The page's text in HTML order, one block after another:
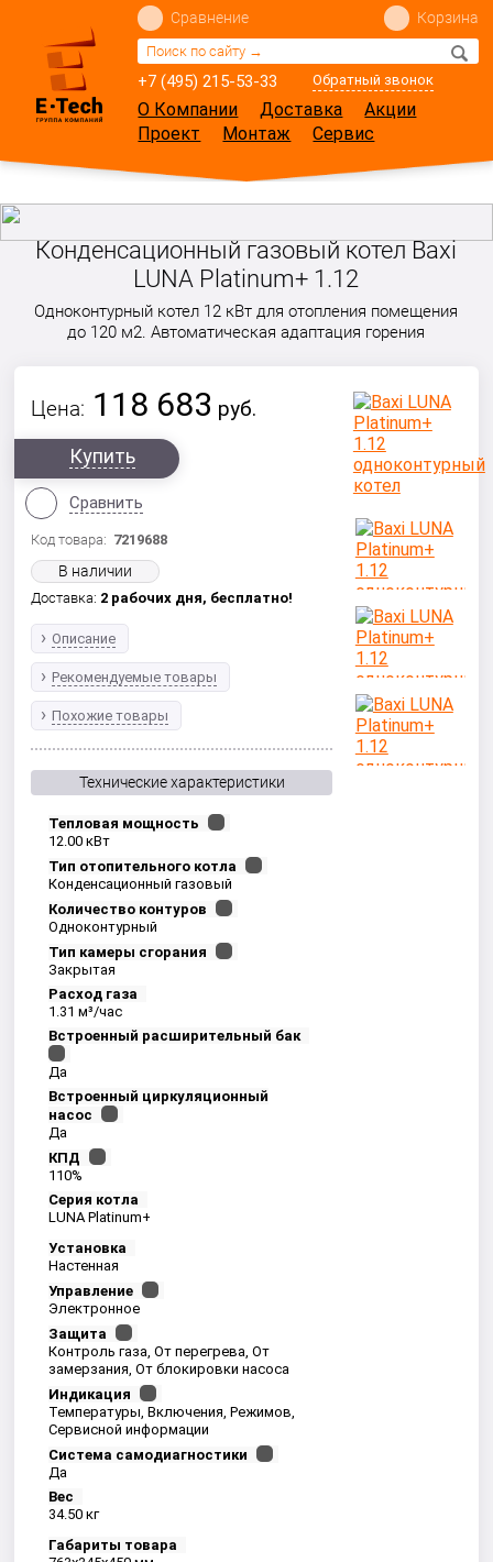
+7 (495) 215-53-33 Обратный звонок
Сравнение Корзина
О Компании Доставка
Акции
Проект
Монтаж Сервис
Конденсационный газовый котел Baxi
LUNA Platinum+ 1.12
Одноконтурный котел 12 кВт для отопления помещения
до 120 м2. Автоматическая адаптация горения
Цена: 118 683 руб.
Купить
Сравнить
Код товара: 7219688
В наличии
Доставка: 2 рабочих дня, бесплатно!
Описание
Рекомендуемые товары
Похожие товары
Технические характеристики
Тепловая мощность
12.00 кВт
Тип отопительного котла
Конденсационный газовый
Количество контуров
Одноконтурный
Тип камеры сгорания
Закрытая
Расход газа
1.31 м³/час
Встроенный расширительный бак
Да
Встроенный циркуляционный
насос
Да
КПД
110%
Серия котла
LUNA Platinum+
Установка
Настенная
Управление
Электронное
Защита
Контроль газа, От перегрева, От
замерзания, От блокировки насоса
Индикация
Температуры, Включения, Режимов,
Сервисной информации
Система самодиагностики
Да
Вес
34.50 кг
Габариты товара